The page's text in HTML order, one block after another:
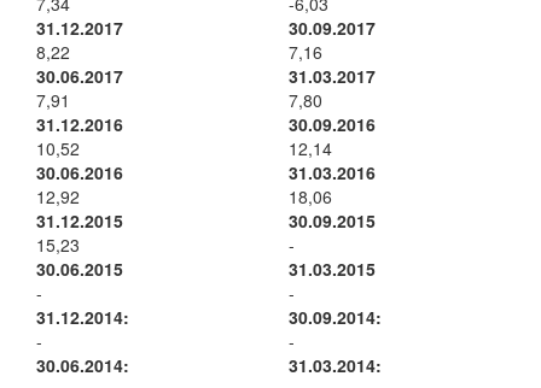
31.12.2017
8,22
30.09.2017
7,16
30.06.2017
7,91
31.03.2017
7,80
31.12.2016
10,52
30.09.2016
12,14
30.06.2016
12,92
31.03.2016
18,06
31.12.2015
15,23
30.09.2015
-
30.06.2015
-
31.03.2015
-
31.12.2014:
-
30.09.2014:
-
30.06.2014:
31.03.2014: